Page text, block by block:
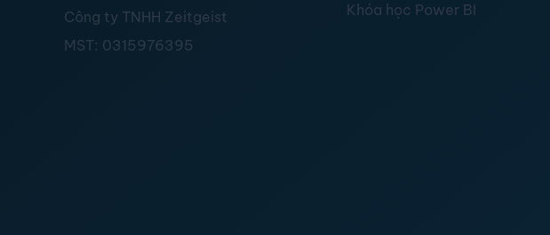
Công ty TNHH Zeitgeist
MST: 0315976395
Khóa học Power BI